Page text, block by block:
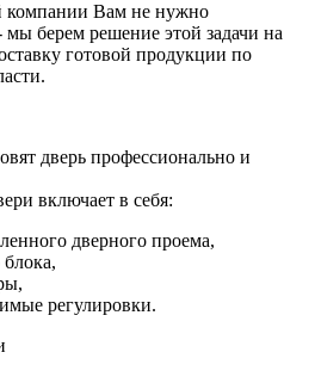
компании Вам не нужно
мы берем решение этой задачи на
готовой продукции по
дверь профессионально и
включает в себя:
дверного проема,
регулировки.